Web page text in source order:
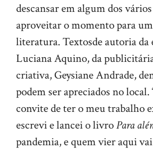
descansar em algum dos
aproveitar o momento para
literatura. Textosde autoria
Luciana Aquino, da
criativa, Geysiane Andrade,
podem ser apreciados no
convite de ter o meu trabalho
escrevi e lancei o livroPara
pandemia, e quem vier aqui